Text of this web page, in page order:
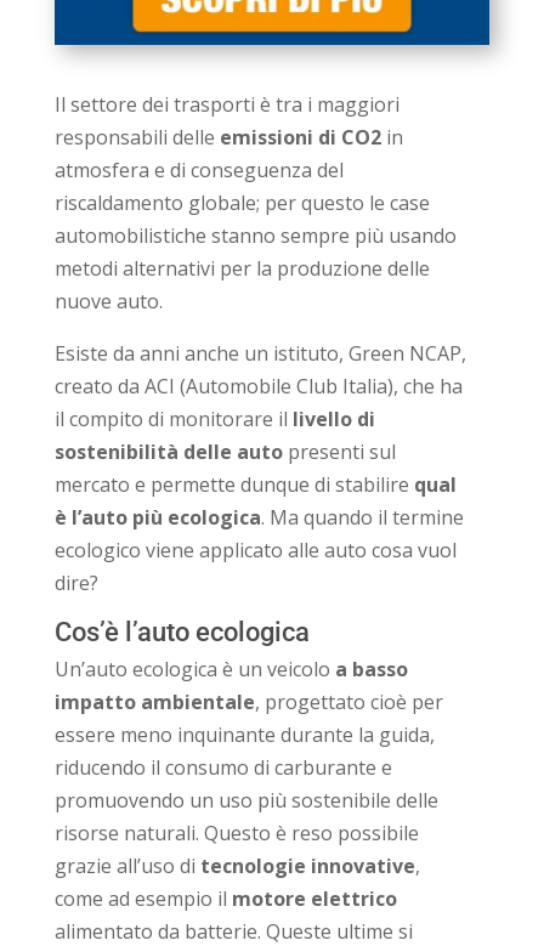
Il settore dei trasporti è tra i maggiori
responsabili delle emissioni di CO2in
atmosfera e di conseguenza del
riscaldamento globale; per questo le case
automobilistiche stanno sempre più usando
metodi alternativi per la produzione delle
nuove auto.
Esiste da anni anche un istituto, Green NCAP,
creato da ACI (Automobile Club Italia), che ha
il compito di monitorare il livello di
sostenibilità delle autopresenti sul
mercato e permette dunque di stabilire qual
è l’auto più ecologica. Ma quando il termine
ecologico viene applicato alle auto cosa vuol
dire?
Cos’è l’auto ecologica
Un’auto ecologica è un veicolo a basso
impatto ambientale, progettato cioè per
essere meno inquinante durante la guida,
riducendo il consumo di carburante e
promuovendo un uso più sostenibile delle
risorse naturali. Questo è reso possibile
grazie all’uso di tecnologie innovative,
come ad esempio il motore elettrico
alimentato da batterie. Queste ultime si